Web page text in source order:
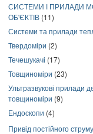
СИСТЕМИ І ПРИЛАДИ
ОБ'ЄКТІВ (11)
Системи та прилади
Твердоміри (2)
Течешукачі (17)
Товщиноміри (23)
Ультразвукові прилади
товщиноміри (9)
Ендоскопи (4)
Привід постійного струму